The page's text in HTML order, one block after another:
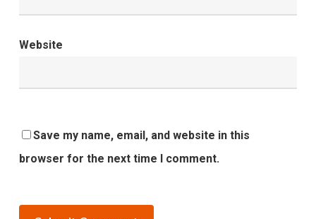
Website
Save my name, email, and website in this
browser for the next time I comment.